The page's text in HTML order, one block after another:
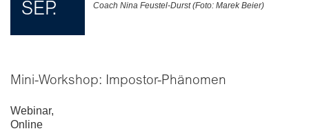
Coach Nina Feustel-Durst (Foto: Marek Beier)
SEP.
Mini-Workshop: Impostor-Phänomen
Webinar,
Online